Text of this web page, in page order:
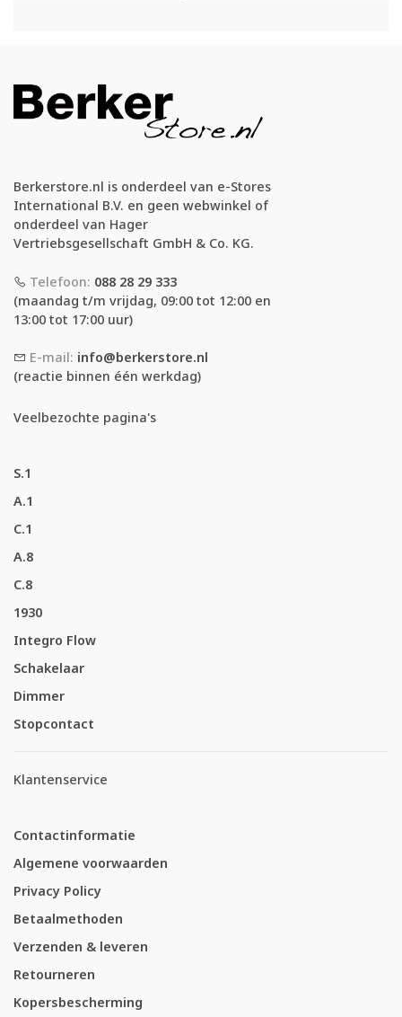
Berkerstore.nl is onderdeel van e-Stores
International B.V. en geen webwinkel of
onderdeel van Hager
Vertriebsgesellschaft GmbH & Co. KG.
Telefoon: 088 28 29 333
(maandag t/m vrijdag, 09:00 tot 12:00 en
13:00 tot 17:00 uur)
E-mail: info@berkerstore.nl
(reactie binnen één werkdag)
Veelbezochte pagina's
S.1
A.1
C.1
A.8
C.8
1930
Integro Flow
Schakelaar
Dimmer
Stopcontact
Klantenservice
Contactinformatie
Algemene voorwaarden
Privacy Policy
Betaalmethoden
Verzenden & leveren
Retourneren
Kopersbescherming